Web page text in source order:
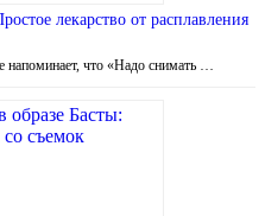
лекарство от расплавления
что «Надо снимать …